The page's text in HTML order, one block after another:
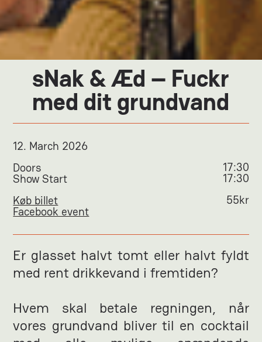
sNak & Æd – Fuckr
med dit grundvand
12. March 2026
Doors
Show Start
Køb billet
Facebook event
17:30
17:30
55kr
Er glasset halvt tomt eller halvt fyldt
med rent drikkevand i fremtiden?
Hvem skal betale regningen, når
vores grundvand bliver til en cocktail